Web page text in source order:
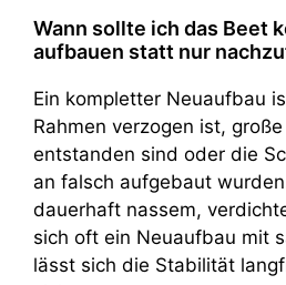
Wann sollte ich das Beet
aufbauen statt nur
Ein kompletter Neuaufbau
Rahmen verzogen ist,
entstanden sind oder die
an falsch aufgebaut
dauerhaft nassem,
sich oft ein Neuaufbau mit
lässt sich die Stabilität